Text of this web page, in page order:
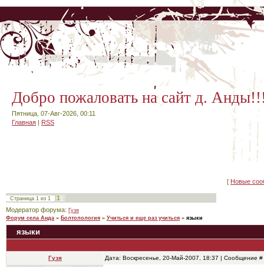
Добро пожаловать на сайт д.
Пятница, 07-Авг-2026, 00:11
Главная | RSS
[ Новые
Страница 1 из 1
1
Модератор форума: Гузя
Форум села Анда » Болтолология » Учиться и еще раз учиться » языки
языки
Гузя Дата: Воскресенье, 20-Май-2007, 18:37 | Сообщение #